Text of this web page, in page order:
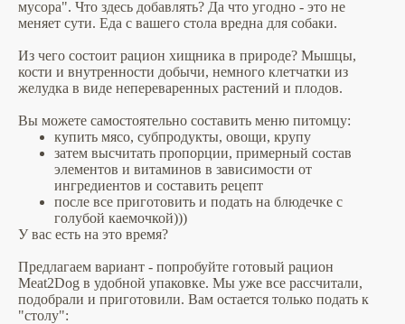
мусора". Что здесь добавлять? Да что угодно - это не
меняет сути. Еда с вашего стола вредна для собаки.
Из чего состоит рацион хищника в природе? Мышцы,
кости и внутренности добычи, немного клетчатки из
желудка в виде непереваренных растений и плодов.
Вы можете самостоятельно составить меню питомцу:
купить мясо, субпродукты, овощи, крупу
затем высчитать пропорции, примерный состав
элементов и витаминов в зависимости от
ингредиентов и составить рецепт
после все приготовить и подать на блюдечке с
голубой каемочкой)))
У вас есть на это время?
Предлагаем вариант - попробуйте готовый рацион
Meat2Dog в удобной упаковке. Мы уже все рассчитали,
подобрали и приготовили. Вам остается только подать к
"столу":